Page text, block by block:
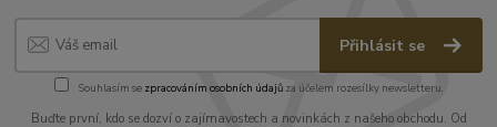
Přihlásit se
Souhlasím se zpracováním osobních údajůza účelem rozesílky newsletteru.
Buďte první, kdo se dozví o zajímavostech a novinkách z našeho obchodu. Od